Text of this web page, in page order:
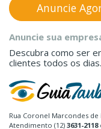
Rua Coronel Marcondes de
Atendimento (12) 3631-2118
Anuncie sua
Descubra como ser
clientes todos os dias.
Anuncie